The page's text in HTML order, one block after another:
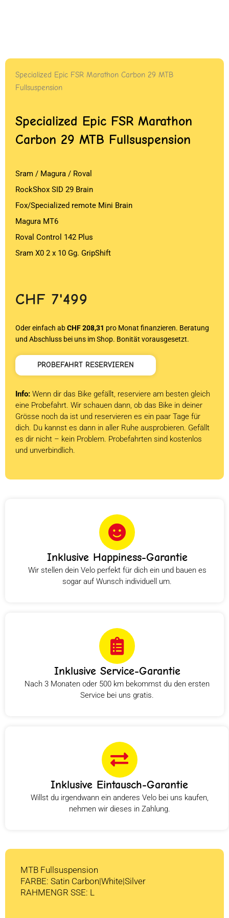
Specialized Epic FSR Marathon Carbon 29 MTB
Fullsuspension
Specialized Epic FSR Marathon
Carbon 29 MTB Fullsuspension
Sram / Magura / Roval
RockShox SID 29 Brain
Fox/Specialized remote Mini Brain
Magura MT6
Roval Control 142 Plus
Sram X0 2 x 10 Gg. GripShift
CHF 7'499
Oder einfach abCHF 208,31 pro Monat finanzieren. Beratung
und Abschluss bei uns im Shop. Bonität vorausgesetzt.
PROBEFAHRT RESERVIEREN
Info: Wenn dir das Bike gefällt, reserviere am besten gleich
eine Probefahrt. Wir schauen dann, ob das Bike in deiner
Grösse noch da ist und reservieren es ein paar Tage für
dich. Du kannst es dann in aller Ruhe ausprobieren. Gefällt
es dir nicht – kein Problem. Probefahrten sind kostenlos
und unverbindlich.
Inklusive Happiness-Garantie
Wir stellen dein Velo perfekt für dich ein und bauen es
sogar auf Wunsch individuell um.
Inklusive Service-Garantie
Nach 3 Monaten oder 500 km bekommst du den ersten
Service bei uns gratis.
Inklusive Eintausch-Garantie
Willst du irgendwann ein anderes Velo bei uns kaufen,
nehmen wir dieses in Zahlung.
MTB Fullsuspension
FARBE: Satin Carbon|White|Silver
RAHMENGR SSE: L